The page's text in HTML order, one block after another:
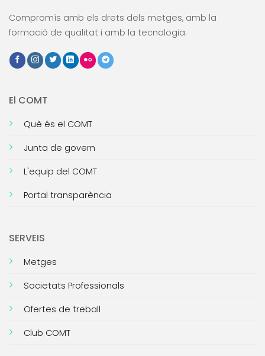
Compromís amb els drets dels metges, amb la
formació de qualitat i amb la tecnologia.
El COMT
Què és el COMT
Junta de govern
L'equip del COMT
Portal transparència
SERVEIS
Metges
Societats Professionals
Ofertes de treball
Club COMT